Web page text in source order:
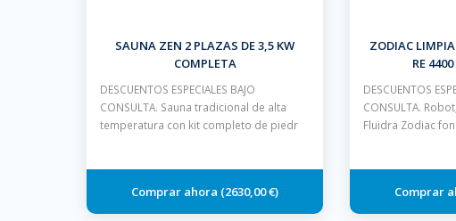
SAUNA ZEN 2 PLAZAS DE 3,5 KW
COMPLETA
DESCUENTOS ESPECIALES BAJO
CONSULTA. Sauna tradicional de alta
temperatura con kit completo de piedr
2630,00 €
ZODIAC
RE
DESCUENTOS
CONSULTA.
Fluidra Zodiac